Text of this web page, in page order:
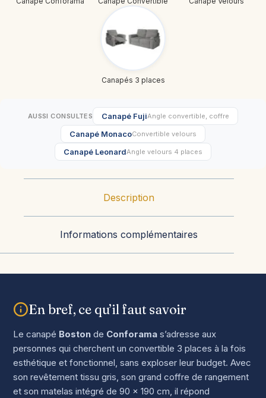
Canapés 3 places
AUSSI CONSULTES Canapé FujiAngle convertible, coffre
Canapé MonacoConvertible velours
Canapé LeonardAngle velours 4 places
Description
Informations complémentaires
En bref, ce qu’il faut savoir
Le canapé Boston de Conforama s’adresse aux
personnes qui cherchent un convertible 3 places à la fois
esthétique et fonctionnel, sans exploser leur budget. Avec
son revêtement tissu gris, son grand coffre de rangement
et son matelas intégré de 90 x 190 cm, il répond